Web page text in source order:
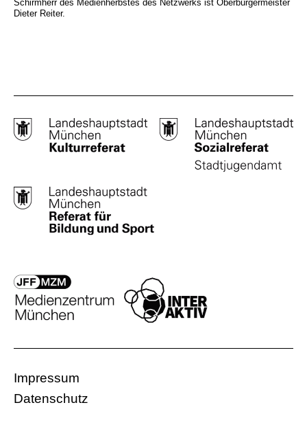
Schirmherr des Medienherbstes des Netzwerks ist Oberbürgermeister
Dieter Reiter.
Impressum
Datenschutz